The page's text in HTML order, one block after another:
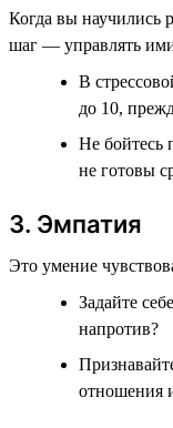
Когда вы научились
шаг — управлять
В
до 10,
Не бойтесь
не готовы
3. Эмпатия
Это умение
Задайте
напротив?
отношения